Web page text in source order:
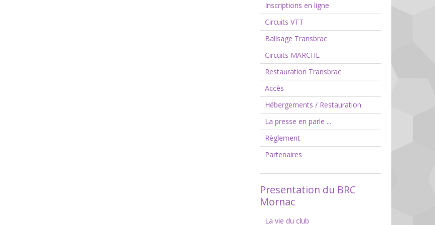
Inscriptions en ligne
Circuits VTT
Balisage Transbrac
Circuits MARCHE
Restauration Transbrac
Accès
Hébergements / Restauration
La presse en parle ...
Règlement
Partenaires
Presentation du BRC
Mornac
La vie du club